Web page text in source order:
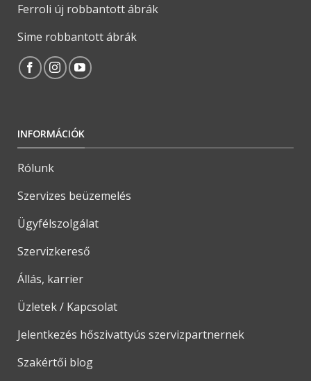
Ferroli új robbantott ábrák
Sime robbantott ábrák
INFORMÁCIÓK
Rólunk
Szervizes beüzemelés
Ügyfélszolgálat
Szervizkereső
Állás, karrier
Üzletek / Kapcsolat
Jelentkezés hőszivattyús szervizpartnernek
Szakértői blog